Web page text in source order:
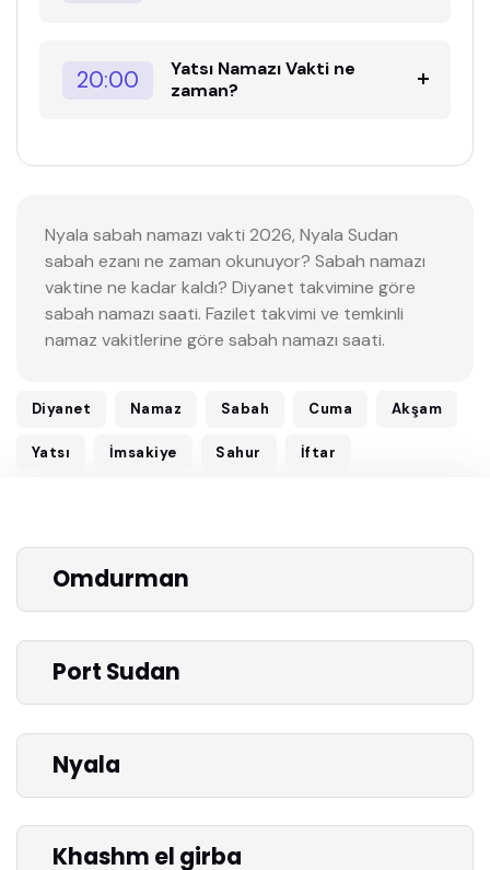
20:00
Yatsı Namazı Vakti ne
zaman?
Nyala sabah namazı vakti 2026, Nyala Sudan
sabah ezanı ne zaman okunuyor? Sabah namazı
vaktine ne kadar kaldı? Diyanet takvimine göre
sabah namazı saati. Fazilet takvimi ve temkinli
namaz vakitlerine göre sabah namazı saati.
Diyanet Namaz Sabah Cuma Akşam
Yatsı İmsakiye Sahur İftar
Omdurman
Port Sudan
Nyala
Khashm el girba